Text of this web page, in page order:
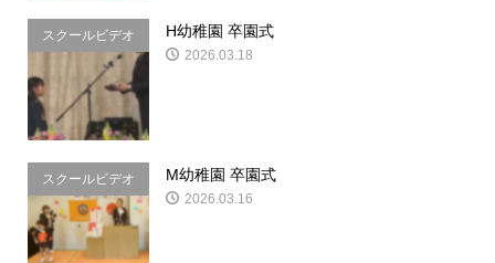
スクールビデオ
&写真
H幼稚園 卒園式
2026.03.18
スクールビデオ
&写真
M幼稚園 卒園式
2026.03.16